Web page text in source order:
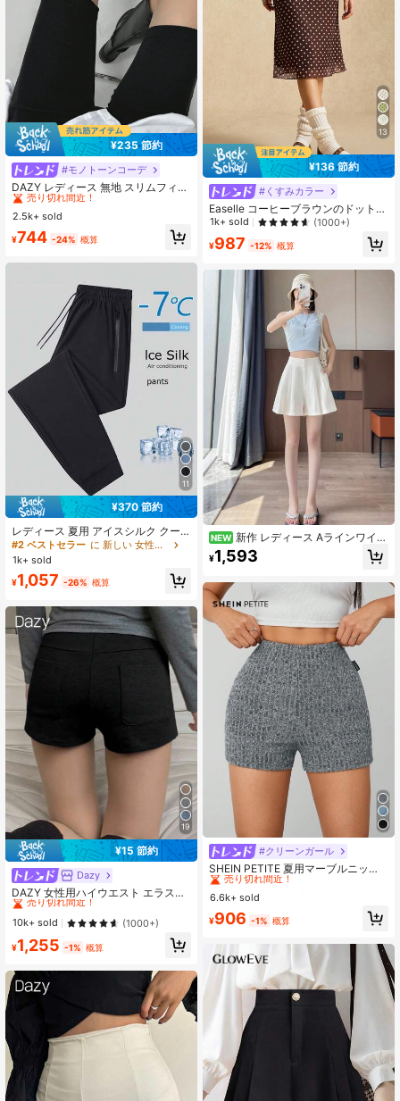
¥235 節約
#モノトーンコーデ
DAZY レディース 無地 スリムフィッ
ト ショートレギンス ブラック アス
レジャー オールシーズン 秋用 タイ
#1 ベストセラー
売り切れ間近！
#1 ベストセラー
売り切れ間近！
#1 ベストセラー
売り切れ間近！
#1 ベストセラー
バイカーショーツ レディースレギンス
売り切れ間近！
2.5k+ sold
¥744 -24% 概算
11
¥370 節約
レディース 夏用 アイスシルク クー
ルタッチ ジョギングパンツ、速乾 軽
量 スポーツパンツ ジッパーポケット
付き ウエストゴム、フィットネスと
ランニングに適しています
#2 ベストセラー
に 新しい 女性用ボトムス
1k+ sold
¥1,057 -26% 概算
19
¥15 節約
Dazy
DAZY 女性用ハイウエスト エラステ
ィック フィット グレーショーツ 秋
#1 ベストセラー
売り切れ間近！
#1 ベストセラー
売り切れ間近！
#1 ベストセラー
売り切れ間近！
#1 ベストセラー
売り切れ間近！
10k+ sold (1000+)
¥1,255 -1% 概算
13
¥136 節約
#くすみカラー
Easelle コーヒーブラウンのドットメ
ッシュ レディーススカート
1k+ sold (1000+)
¥987 -12% 概算
NEW 新作 レディース Aラインワイド
レッグカジュアルショーツ、スリミ
ング、春夏用 ホワイト
¥1,593
#クリーンガール
SHEIN PETITE 夏用マーブルニット
バイカーショーツ、プチサイズ女性
用
#1 ベストセラー
売り切れ間近！
#1 ベストセラー
売り切れ間近！
#1 ベストセラー
売り切れ間近！
#1 ベストセラー
売り切れ間近！
6.6k+ sold
¥906 -1% 概算